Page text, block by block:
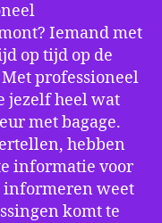
Iemand met
op tijd op de
professioneel
jezelf heel wat
met bagage.
hebben
informatie voor
informeren weet
komt te